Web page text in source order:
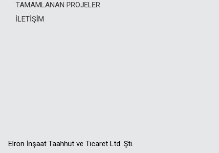
TAMAMLANAN PROJELER
İLETIŞIM
Elron İnşaat Taahhüt ve Ticaret Ltd. Şti.